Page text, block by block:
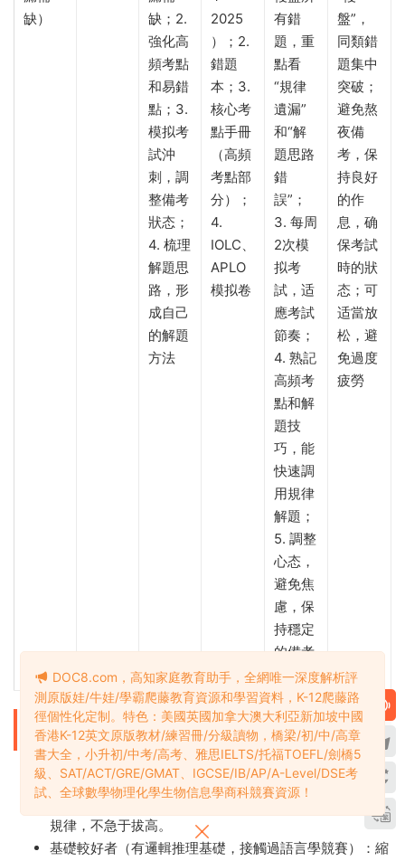
缺）
缺；2.
強化高
頻考點
和易錯
點；3.
模拟考
試沖
刺，調
整備考
狀态；
4. 梳理
解題思
路，形
成自己
的解題
方法
2025
）；2.
錯題
本；3.
核心考
點手冊
（高頻
考點部
分）；
4.
IOLC、
APLO
模拟卷
有錯
題，重
點看
“規律
遺漏”
和“解
題思路
錯
誤”；
3. 每周
2次模
拟考
試，适
應考試
節奏；
4. 熟記
高頻考
點和解
題技
巧，能
快速調
用規律
解題；
5. 調整
心态，
避免焦
慮，保
持穩定
的備考
狀态
盤”，
同類錯
題集中
突破；
避免熬
夜備
考，保
持良好
的作
息，确
保考試
時的狀
态；可
适當放
松，避
免過度
疲勞
各階段人群備考策略
基礎薄弱者（無邏輯推理基礎，不了解語言學競賽）：延
長入門熟悉期至2個月，重點練習基礎題型，多總結簡單
規律，不急于拔高。
基礎較好者（有邏輯推理基礎，接觸過語言學競賽）：縮
DOC8.com，高知家庭教育助手，全網唯一深度解析評
測原版娃/牛娃/學霸爬藤教育資源和學習資料，K-12爬藤路
徑個性化定制。特色：美國英國加拿大澳大利亞新加坡中國
香港K-12英文原版教材/練習冊/分級讀物，橋梁/初/中/高章
書大全，小升初/中考/高考、雅思IELTS/托福TOEFL/劍橋5
級、SAT/ACT/GRE/GMAT、IGCSE/IB/AP/A-Level/DSE考
試、全球數學物理化學生物信息學商科競賽資源！